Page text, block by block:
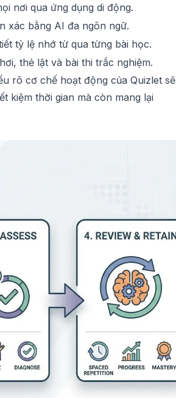
nơi qua ứng dụng di động.
xác bằng AI đa ngôn ngữ.
tỷ lệ nhớ từ qua từng bài học.
thẻ lật và bài thi trắc nghiệm.
rõ cơ chế hoạt động của Quizlet sẽ
kiệm thời gian mà còn mang lại